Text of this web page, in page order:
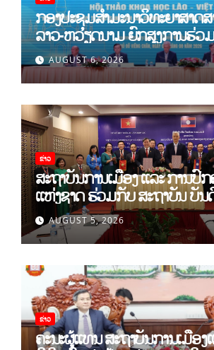
ກອງປະຊຸມສໍາມະນາວິທະຍາສາດ
ລາວ-ຫວຽດນາມ ຍົກສູງການຮ່ວ
ທິດສະດີ ແລະ ພຶດຕິກໍາ ລາວ-ຫວ
ສ້າງເສດຖະກິດເອກະລາດເປັນເຈົ້າ
ເຂັ້ມແຂງ
AUGUST 6, 2026
ຂ່າວ
ສະຖາບັນການເມືອງ ແລະ ການປົ
ແຫ່ງຊາດ ຮ່ວມກັບ ສະຖາບັນ ບັນ
ວິທະຍາສາດສັງຄົມ ຫວຽດນາມ
ການຮ່ວມມືທາງດ້ານວິທະຍາສາ
2030)
AUGUST 5, 2026
ຂ່າວ
ຄະນະຜູ້ແທນ ສະຖາບັນການເມືອງ